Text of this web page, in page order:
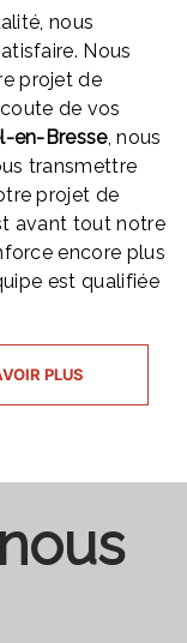
nous
Nous
projet de
de vos
en-Bresse, nous
transmettre
projet de
avant tout notre
encore plus
est qualifiée
PLUS